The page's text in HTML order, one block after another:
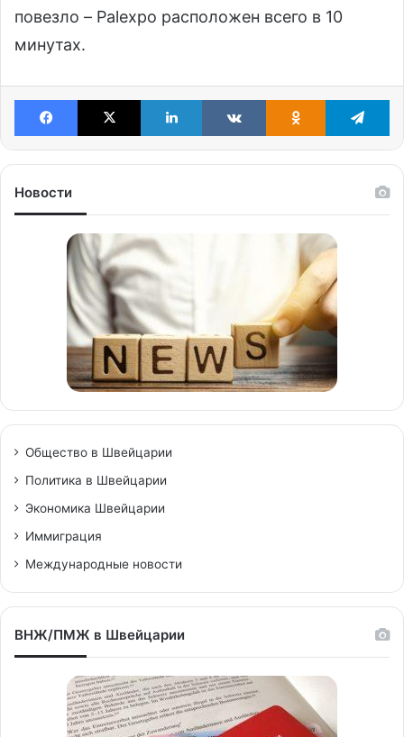
повезло – Palexpo расположен всего в 10
минутах.
Facebook X LinkedIn VKontakteOdnoklassniki
Новости
Общество в Швейцарии
Политика в Швейцарии
Экономика Швейцарии
Иммиграция
Международные новости
ВНЖ/ПМЖ в Швейцарии